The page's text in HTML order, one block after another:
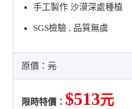
手工製作 沙漠深處種植
SGS檢驗 , 品質無虞
原價：元
限時特價： $513元